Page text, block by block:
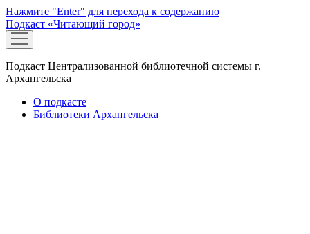
Нажмите "Enter" для перехода к содержанию
Подкаст «Читающий город»
открыть
меню
Подкаст Централизованной библиотечной системы г.
Архангельска
О подкасте
Библиотеки Архангельска